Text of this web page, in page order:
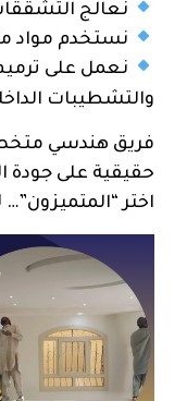
نعالج
نستخدم مواد
نعمل على
والتشطيبات
فريق هندسي
حقيقية على جودة
اختر